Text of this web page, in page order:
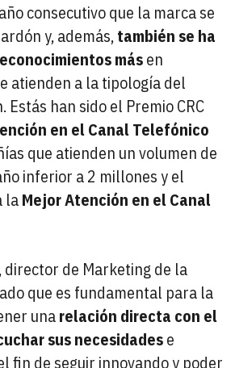
consecutivo que la marca se
y, además,también se ha
másen
atienden a la tipología del
Estás han sido el Premio CRC
en el Canal Telefónico
que atienden un volumen de
inferior a 2 millones y el
laMejor Atención en el Canal
, director de Marketing de la
que es fundamental para la
unarelación directa con el
sus necesidadese
fin de seguir innovando y poder